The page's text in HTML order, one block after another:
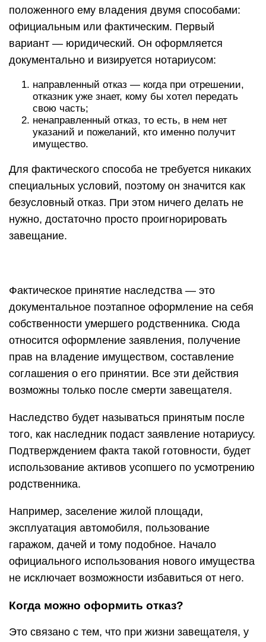
положенного ему владения двумя способами:
официальным или фактическим. Первый
вариант — юридический. Он оформляется
документально и визируется нотариусом:
направленный отказ — когда при отрешении,
отказник уже знает, кому бы хотел передать
свою часть;
ненаправленный отказ, то есть, в нем нет
указаний и пожеланий, кто именно получит
имущество.
Для фактического способа не требуется никаких
специальных условий, поэтому он значится как
безусловный отказ. При этом ничего делать не
нужно, достаточно просто проигнорировать
завещание.
Фактическое принятие наследства — это
документальное поэтапное оформление на себя
собственности умершего родственника. Сюда
относится оформление заявления, получение
прав на владение имуществом, составление
соглашения о его принятии. Все эти действия
возможны только после смерти завещателя.
Наследство будет называться принятым после
того, как наследник подаст заявление нотариусу.
Подтверждением факта такой готовности, будет
использование активов усопшего по усмотрению
родственника.
Например, заселение жилой площади,
эксплуатация автомобиля, пользование
гаражом, дачей и тому подобное. Начало
официального использования нового имущества
не исключает возможности избавиться от него.
Когда можно оформить отказ?
Это связано с тем, что при жизни завещателя, у